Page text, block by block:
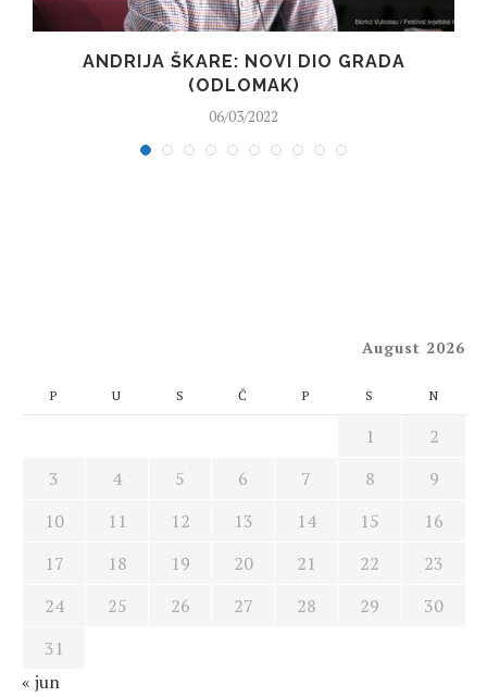
ANDRIJA ŠKARE: NOVI DIO GRADA
(ODLOMAK)
06/03/2022
August 2026
P U S Č P S N
1
2
3
4 5 6 7 8
9
10
11 12 13 14 15
16
17
18 19 20 21 22
23
24
25 26 27 28 29
30
31
« jun